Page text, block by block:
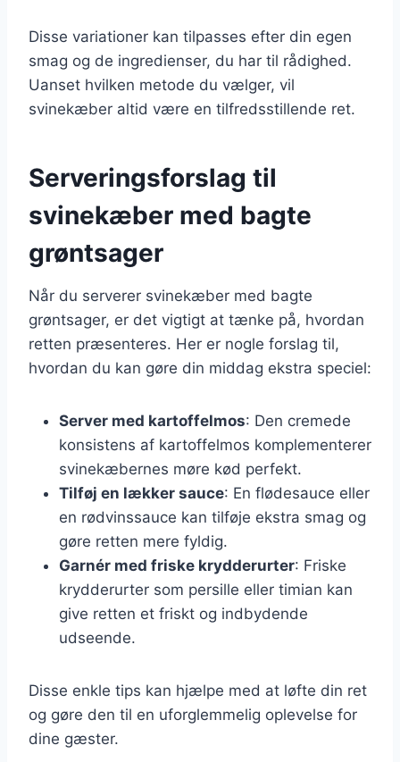
Disse variationer kan tilpasses efter din egen
smag og de ingredienser, du har til rådighed.
Uanset hvilken metode du vælger, vil
svinekæber altid være en tilfredsstillende ret.
Serveringsforslag til
svinekæber med bagte
grøntsager
Når du serverer svinekæber med bagte
grøntsager, er det vigtigt at tænke på, hvordan
retten præsenteres. Her er nogle forslag til,
hvordan du kan gøre din middag ekstra speciel:
Server med kartoffelmos: Den cremede
konsistens af kartoffelmos komplementerer
svinekæbernes møre kød perfekt.
Tilføj en lækker sauce: En flødesauce eller
en rødvinssauce kan tilføje ekstra smag og
gøre retten mere fyldig.
Garnér med friske krydderurter: Friske
krydderurter som persille eller timian kan
give retten et friskt og indbydende
udseende.
Disse enkle tips kan hjælpe med at løfte din ret
og gøre den til en uforglemmelig oplevelse for
dine gæster.